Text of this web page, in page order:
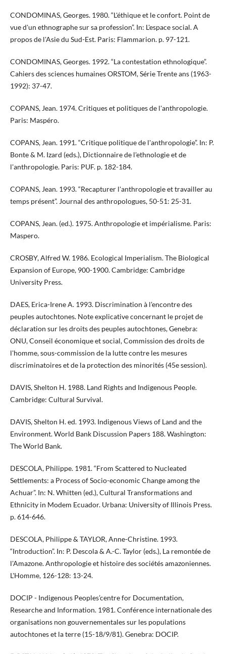
CONDOMINAS, Georges. 1980. “L'éthique et le confort. Point de
vue d'un ethnographe sur sa profession”. In: L'espace social. A
propos de l'Asie du Sud-Est. Paris: Flammarion. p. 97-121.
CONDOMINAS, Georges. 1992. “La contestation ethnologique”.
Cahiers des sciences humaines ORSTOM, Série Trente ans (1963-
1992): 37-47.
COPANS, Jean. 1974. Critiques et politiques de l'anthropologie.
Paris: Maspéro.
​​​COPANS, Jean. 1991. “Critique politique de l'anthropologie”. In: P.
Bonte & M. Izard (eds.), Dictionnaire de l'ethnologie et de
l'anthropologie. Paris: PUF. p. 182-184.
COPANS, Jean. 1993. “Recapturer l'anthropologie et travailler au
temps présent”. Journal des anthropologues, 50-51: 25-31.
COPANS, Jean. (ed.). 1975. Anthropologie et impérialisme. Paris:
Maspero.
CROSBY, Alfred W. 1986. Ecological Imperialism. The Biological
Expansion of Europe, 900-1900. Cambridge: Cambridge
University Press.
DAES, Erica-Irene A. 1993. Discrimination à l'encontre des
peuples autochtones. Note explicative concernant le projet de
déclaration sur les droits des peuples autochtones, Genebra:
ONU, Conseil économique et social, Commission des droits de
l'homme, sous-commission de la lutte contre les mesures
discriminatoires et de la protection des minorités (45e session).
DAVIS, Shelton H. 1988. Land Rights and Indigenous People.
Cambridge: Cultural Survival.
DAVIS, Shelton H. ed. 1993. Indigenous Views of Land and the
Environment. World Bank Discussion Papers 188. Washington:
The World Bank.
DESCOLA, Philippe. 1981. “From Scattered to Nucleated
Settlements: a Process of Socio-economic Change among the
Achuar”. In: N. Whitten (ed.), Cultural Transformations and
Ethnicity in Modem Ecuador. Urbana: University of Illinois Press.
p. 614-646.
DESCOLA, Philippe & TAYLOR, Anne-Christine. 1993.
“Introduction”. In: P. Descola & A.-C. Taylor (eds.), La remontée de
l'Amazone. Anthropologie et histoire des sociétés amazoniennes.
L'Homme, 126-128: 13-24.
DOCIP - Indigenous Peoples’centre for Documentation,
Researche and Information. 1981. Conférence internationale des
organisations non gouvernementales sur les populations
autochtones et la terre (15-18/9/81). Genebra: DOCIP.